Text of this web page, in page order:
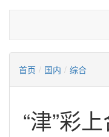
首页 / 国内 / 综合
“津”彩